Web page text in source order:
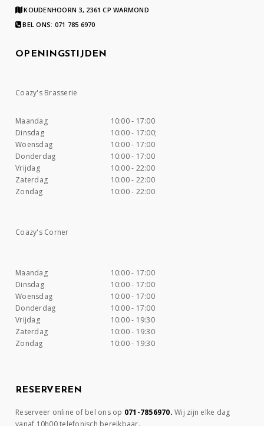
KOUDENHOORN 3, 2361 CP WARMOND
BEL ONS: 071 785 6970
OPENINGSTIJDEN
Maandag
10:00 - 17:00
Dinsdag
10:00 - 17:00;
Woensdag
10:00 - 17:00
Donderdag
10:00 - 17:00
Vrijdag
10:00 - 22:00
Zaterdag
10:00 - 22:00
Zondag
10:00 - 22:00
Coazy's Corner
Maandag
10:00 - 17:00
Dinsdag
10:00 - 17:00
Woensdag
10:00 - 17:00
Donderdag
10:00 - 17:00
Vrijdag
10:00 - 19:30
Zaterdag
10:00 - 19:30
Zondag
10:00 - 19:30
RESERVEREN
Reserveer online of bel ons op 071-7856970. Wij zijn elke dag
vanaf 10h00 telefonisch bereikbaar.